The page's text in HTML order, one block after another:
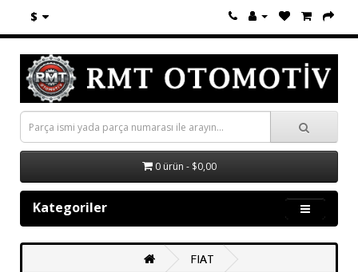
$
0 ürün - $0,00
Kategoriler
FIAT